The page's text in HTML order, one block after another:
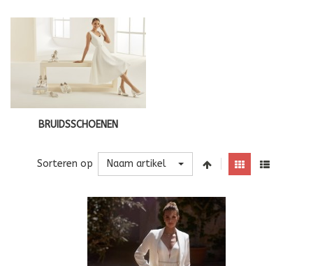
BRUIDSSCHOENEN
Sorteren op Naam artikel